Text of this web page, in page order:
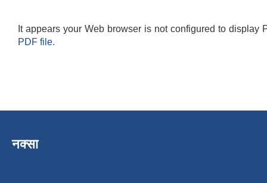
It appears your Web browser is not configured to display
PDF file.
नक्सा